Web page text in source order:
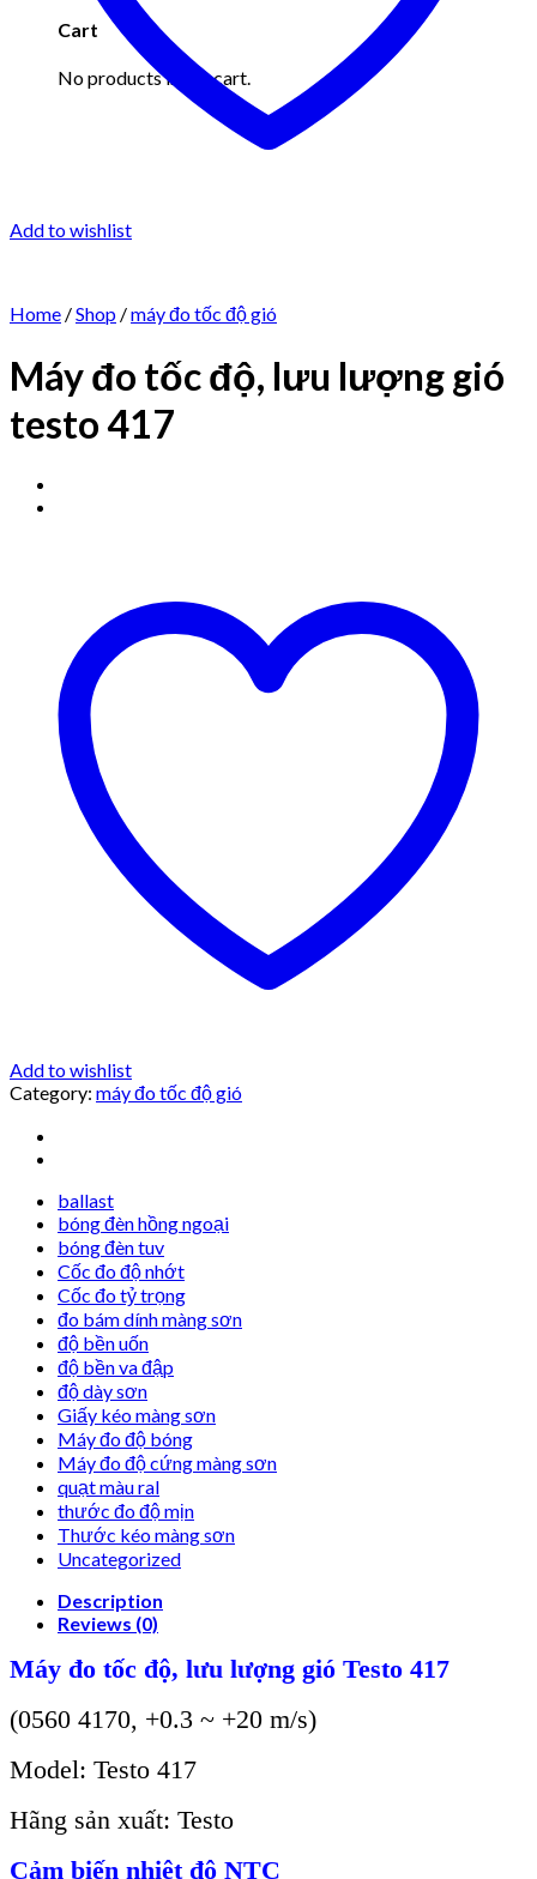
Cart
No products in the cart.
Add to wishlist
Home /Shop /máy đo tốc độ gió
Máy đo tốc độ, lưu lượng gió
testo 417
Add to wishlist
Category: máy đo tốc độ gió
ballast
bóng đèn hồng ngoại
bóng đèn tuv
Cốc đo độ nhớt
Cốc đo tỷ trọng
đo bám dính màng sơn
độ bền uốn
độ bền va đập
độ dày sơn
Giấy kéo màng sơn
Máy đo độ bóng
Máy đo độ cứng màng sơn
quạt màu ral
thước đo độ mịn
Thước kéo màng sơn
Uncategorized
Description
Reviews (0)
Máy đo tốc độ, lưu lượng gió Testo 417
(0560 4170, +0.3 ~ +20 m/s)
Model: Testo 417
Hãng sản xuất: Testo
Cảm biến nhiệt độ NTC